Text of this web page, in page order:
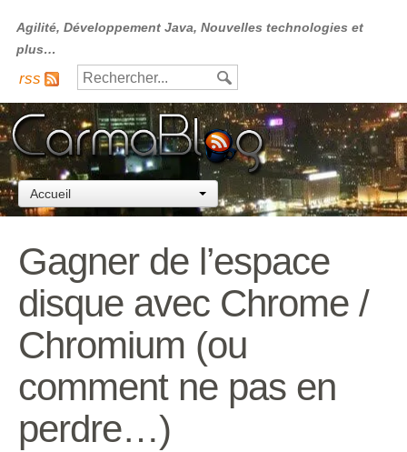
Agilité, Développement Java, Nouvelles technologies et
plus…
rss
Accueil
Gagner de l’espace
disque avec Chrome /
Chromium (ou
comment ne pas en
perdre…)